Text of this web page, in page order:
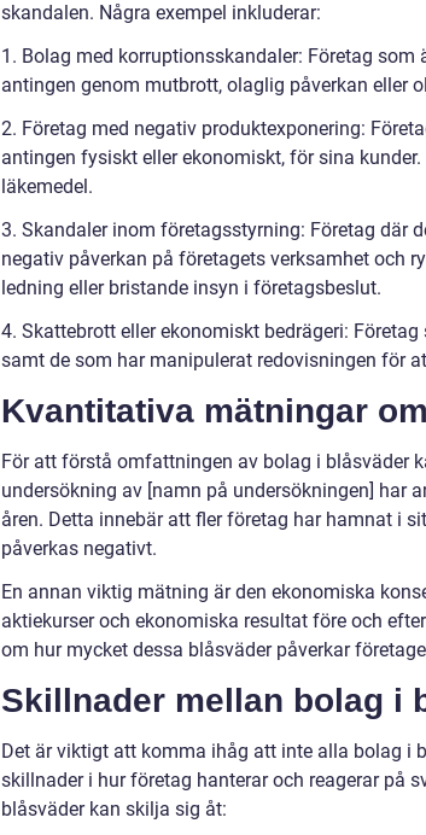
skandalen. Några exempel inkluderar:
1. Bolag med korruptionsskandaler: Företag
antingen genom mutbrott, olaglig påverkan eller
2. Företag med negativ produktexponering:
antingen fysiskt eller ekonomiskt, för sina
läkemedel.
3. Skandaler inom företagsstyrning: Företag där
negativ påverkan på företagets verksamhet och
ledning eller bristande insyn i företagsbeslut.
4. Skattebrott eller ekonomiskt bedrägeri:
samt de som har manipulerat redovisningen för
Kvantitativa mätningar
För att förstå omfattningen av bolag i blåsväder
undersökning av [namn på undersökningen] har
åren. Detta innebär att fler företag har hamnat i
påverkas negativt.
En annan viktig mätning är den ekonomiska
aktiekurser och ekonomiska resultat före och
om hur mycket dessa blåsväder påverkar
Skillnader mellan bolag i
Det är viktigt att komma ihåg att inte alla bolag i
skillnader i hur företag hanterar och reagerar på
blåsväder kan skilja sig åt: